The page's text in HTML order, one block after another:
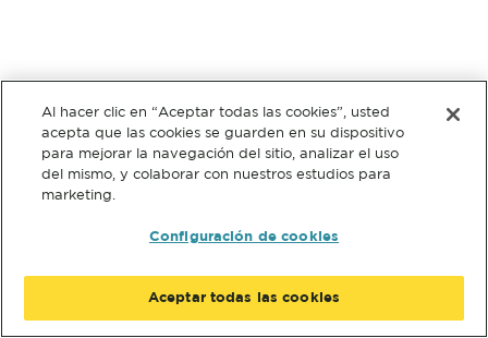
Al hacer clic en “Aceptar todas las cookies”, usted
acepta que las cookies se guarden en su dispositivo
para mejorar la navegación del sitio, analizar el uso
del mismo, y colaborar con nuestros estudios para
marketing.
Configuración de cookies
Aceptar todas las cookies